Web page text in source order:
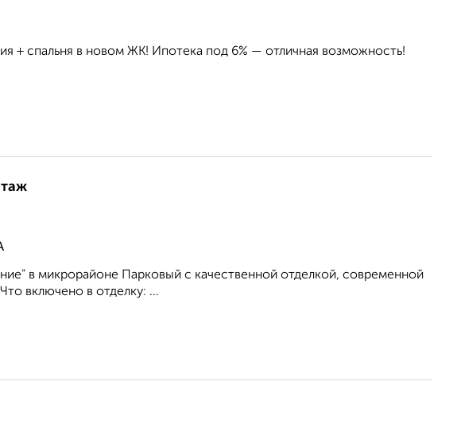
+ спальня в новом ЖК! Ипотека под 6% — отличная возможность!
в микрорайоне Парковый с качественной отделкой, современной
включено в отделку: ...